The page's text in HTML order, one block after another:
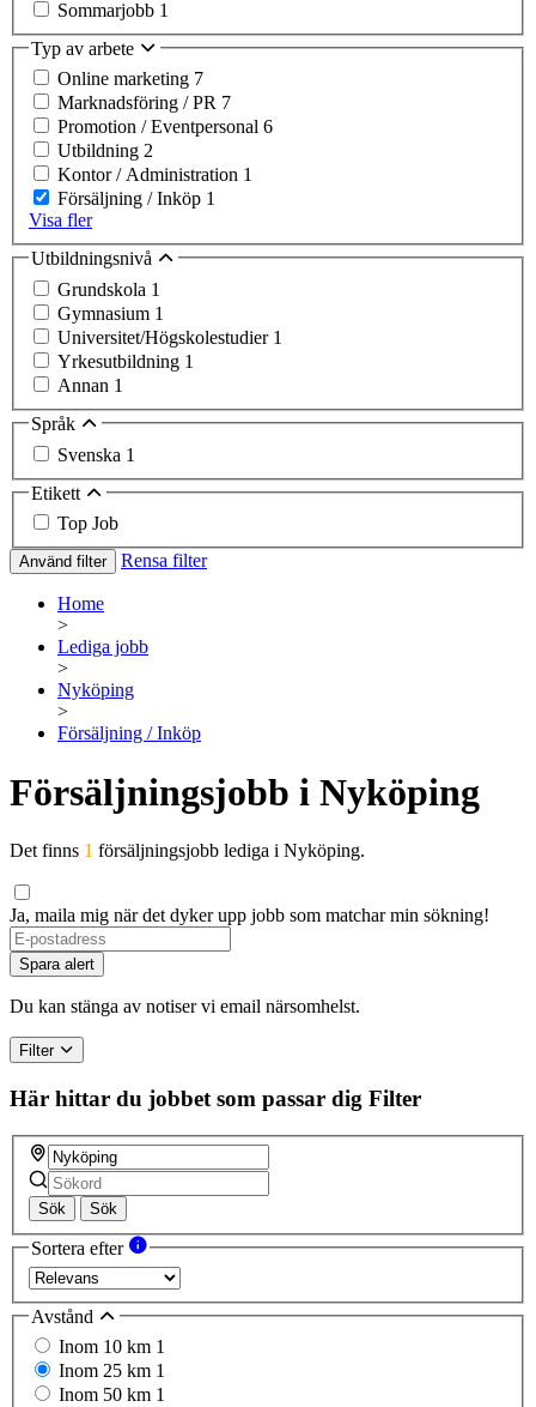
Sommarjobb 1
Typ av arbete
Online marketing 7
Marknadsföring / PR 7
Promotion / Eventpersonal 6
Utbildning 2
Kontor / Administration 1
Försäljning / Inköp 1
Visa fler
Utbildningsnivå
Grundskola 1
Gymnasium 1
Universitet/Högskolestudier 1
Yrkesutbildning 1
Annan 1
Språk
Svenska 1
Etikett
Top Job
Använd filter Rensa filter
Home
>
Lediga jobb
>
Nyköping
>
Försäljning / Inköp
Försäljningsjobb i Nyköping
Det finns 1 försäljningsjobb lediga i Nyköping.
Ja, maila mig när det dyker upp jobb som matchar min sökning!
Spara alert
Du kan stänga av notiser vi email närsomhelst.
Filter
Här hittar du jobbet som passar dig Filter
Sök Sök
Sortera efter
Avstånd
Inom 10 km 1
Inom 25 km 1
Inom 50 km 1